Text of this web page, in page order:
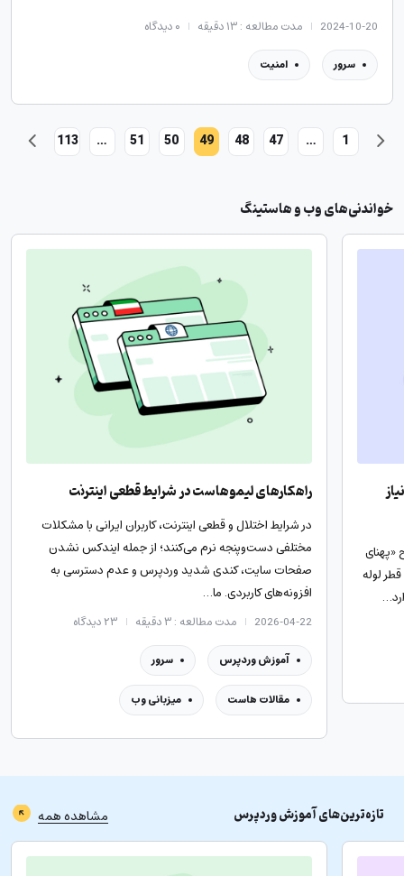
2024-10-20 مدت مطالعه : ۱۳ دقیقه ۰دیدگاه
سرور امنیت
1
…
47
48
49
50
51
…
113
خواندنی‌های وب و هاستینگ
لوله
راهکارهای لیموهاست در شرایط قطعی اینترنت
در شرایط اختلال و قطعی اینترنت، کاربران ایرانی با مشکلات
مختلفی دست‌وپنجه نرم می‌کنند؛ از جمله ایندکس نشدن
صفحات سایت، کندی شدید وردپرس و عدم دسترسی به
افزونه‌های کاربردی. ما…
2026-04-22 مدت مطالعه : ۳ دقیقه ۲۳دیدگاه
آموزش وردپرس سرور
مقالات هاست میزبانی وب
تازه‌ترین‌هایآموزش وردپرس مشاهده همه